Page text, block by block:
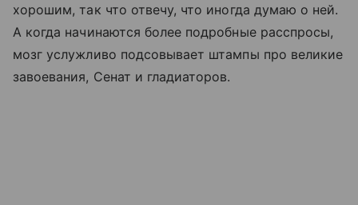
хорошим, так что отвечу, что иногда думаю о ней.
А когда начинаются более подробные расспросы,
мозг услужливо подсовывает штампы про великие
завоевания, Сенат и гладиаторов.